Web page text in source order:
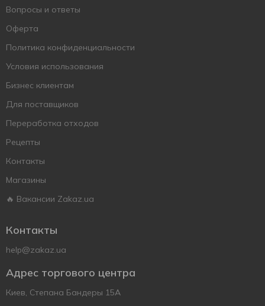
Вопросы и ответы
Оферта
Политика конфиденциальности
Условия использования
Бизнес клиентам
Для поставщиков
Переработка отходов
Рецепты
Контакты
Магазины
🔥 Вакансии Zakaz.ua
Контакты
help@zakaz.ua
Адрес торгового центра
Киев, Степана Бандеры 15А